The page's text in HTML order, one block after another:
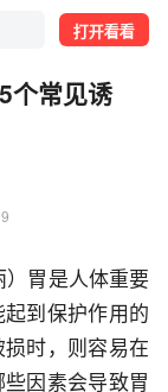
打开看看
个常见诱
）胃是人体重要
到保护作用的
时，则容易在
因素会导致胃